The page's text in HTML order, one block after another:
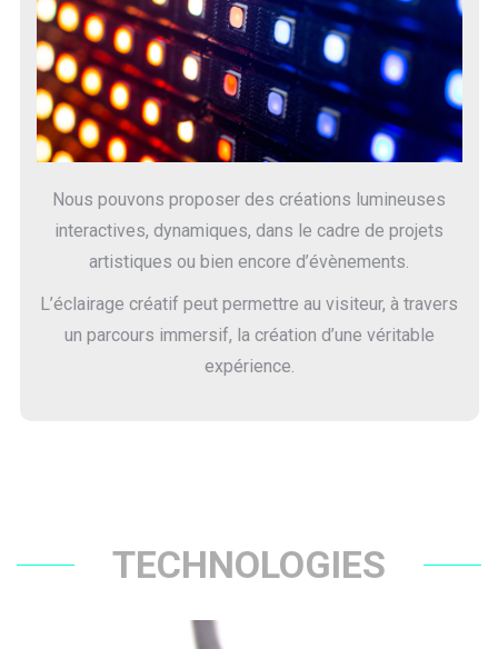
Nous pouvons proposer des créations lumineuses
interactives, dynamiques, dans le cadre de projets
artistiques ou bien encore d’évènements.
L’éclairage créatif peut permettre au visiteur, à travers
un parcours immersif, la création d’une véritable
expérience.
TECHNOLOGIES